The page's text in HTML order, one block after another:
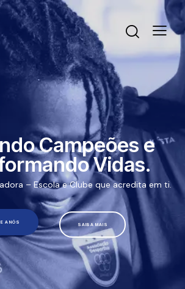
SAIBA MAIS
A NÓS
– Escola e Clube que acredita em ti.
Campeões e
Vidas.